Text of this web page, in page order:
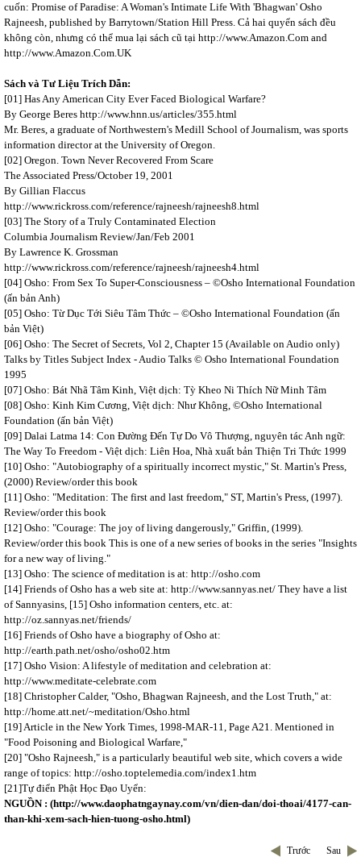
cuốn: Promise of Paradise: A Woman's Intimate Life With 'Bhagwan' Osho
Rajneesh, published by Barrytown/Station Hill Press. Cả hai quyển sách đều
không còn, nhưng có thể mua lại sách cũ tại http://www.Amazon.Com and
http://www.Amazon.Com.UK
Sách và Tư Liệu Trích Dẫn:
[01] Has Any American City Ever Faced Biological Warfare?
By George Beres http://www.hnn.us/articles/355.html
Mr. Beres, a graduate of Northwestern's Medill School of Journalism, was sports
information director at the University of Oregon.
[02] Oregon. Town Never Recovered From Scare
The Associated Press/October 19, 2001
By Gillian Flaccus
http://www.rickross.com/reference/rajneesh/rajneesh8.html
[03] The Story of a Truly Contaminated Election
Columbia Journalism Review/Jan/Feb 2001
By Lawrence K. Grossman
http://www.rickross.com/reference/rajneesh/rajneesh4.html
[04] Osho: From Sex To Super-Consciousness – ©Osho International Foundation
(ấn bản Anh)
[05] Osho: Từ Dục Tới Siêu Tâm Thức – ©Osho International Foundation (ấn
bản Việt)
[06] Osho: The Secret of Secrets, Vol 2, Chapter 15 (Available on Audio only)
Talks by Titles Subject Index - Audio Talks © Osho International Foundation
1995
[07] Osho: Bát Nhã Tâm Kinh, Việt dịch: Tỳ Kheo Ni Thích Nữ Minh Tâm
[08] Osho: Kinh Kim Cương, Việt dịch: Như Không, ©Osho International
Foundation (ấn bản Việt)
[09] Dalai Latma 14: Con Đường Đến Tự Do Vô Thượng, nguyên tác Anh ngữ:
The Way To Freedom - Việt dịch: Liên Hoa, Nhà xuất bản Thiện Tri Thức 1999
[10] Osho: "Autobiography of a spiritually incorrect mystic," St. Martin's Press,
(2000) Review/order this book
[11] Osho: "Meditation: The first and last freedom," ST, Martin's Press, (1997).
Review/order this book
[12] Osho: "Courage: The joy of living dangerously," Griffin, (1999).
Review/order this book This is one of a new series of books in the series "Insights
for a new way of living."
[13] Osho: The science of meditation is at: http://osho.com
[14] Friends of Osho has a web site at: http://www.sannyas.net/ They have a list
of Sannyasins, [15] Osho information centers, etc. at:
http://oz.sannyas.net/friends/
[16] Friends of Osho have a biography of Osho at:
http://earth.path.net/osho/osho02.htm
[17] Osho Vision: A lifestyle of meditation and celebration at:
http://www.meditate-celebrate.com
[18] Christopher Calder, "Osho, Bhagwan Rajneesh, and the Lost Truth," at:
http://home.att.net/~meditation/Osho.html
[19] Article in the New York Times, 1998-MAR-11, Page A21. Mentioned in
"Food Poisoning and Biological Warfare,"
[20] "Osho Rajneesh," is a particularly beautiful web site, which covers a wide
range of topics: http://osho.toptelemedia.com/index1.htm
[21]Tự điển Phật Học Đạo Uyển:
NGUỒN : (http://www.daophatngaynay.com/vn/dien-dan/doi-thoai/4177-can-
than-khi-xem-sach-hien-tuong-osho.html)
Trước Sau